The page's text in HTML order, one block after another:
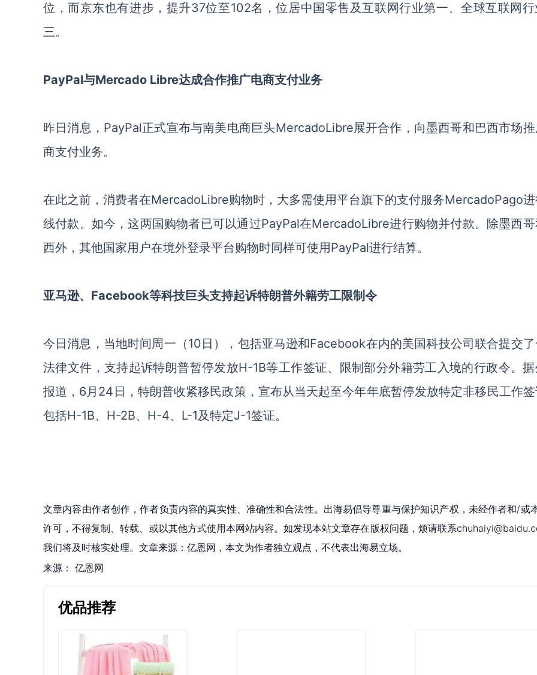
位，而京东也有进步， 提升37位至102名，位居中国零售及互联网行业第一、全球互联网行
三。
PayPal与Mercado Libre达成合作推广电商支付业务
昨日消息 ， PayPal正式宣布与南美电商巨头MercadoLibre展开合作，向墨西哥和巴西市场
商支付业务。
在此之前，消费者在MercadoLibre购物时，大多需使用平台旗下的支付服务MercadoPago
线付款。如今，这两国购物者已可以通过PayPal在MercadoLibre进行购物并付款。除墨西
西外，其他国家用户在境外登录平台购物时同样可使用PayPal进行结算。
亚马逊、 Facebook等科技巨头支持起诉特朗普外籍劳工限制令
今日消息 ，当地时间周一（10日），包括亚马逊和Facebook在内的美国科技公司联合提交
法律文件，支持起诉特朗普暂停发放H-1B等工作签证、限制部分外籍劳工入境的行政令。据
报道， 6月24日，特朗普收紧移民政策，宣布从当天起至今年年底暂停发放特定非移民工作签
包括H-1B、H-2B、H-4、L-1及特定J-1签证。
文章内容由作者创作，作者负责内容的真实性、准确性和合法性。出海易倡导尊重与保护知识产权，未经作者和/或
许可，不得复制、转载、或以其他方式使用本网站内容。如发现本站文章存在版权问题，烦请联系
我们将及时核实处理。文章来源：亿恩网，本文为作者独立观点，不代表出海易立场。
来源： 亿恩网
优品推荐